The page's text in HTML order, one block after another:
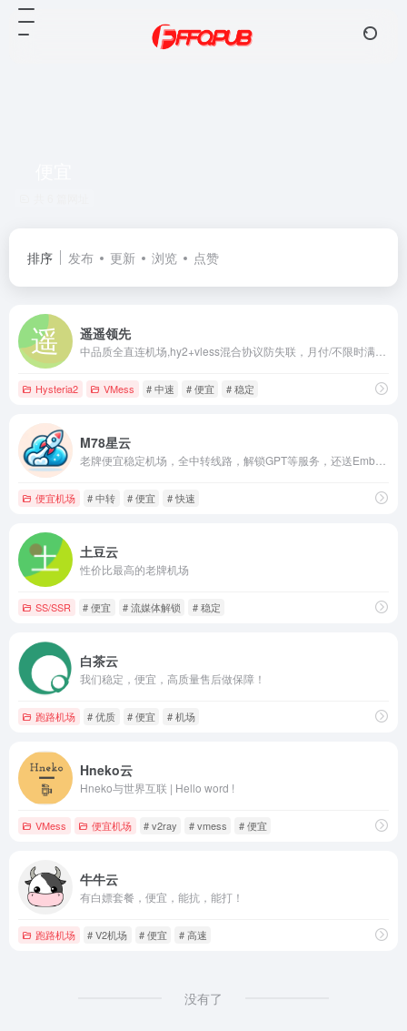
排序 发布 更新 浏览 点赞
遥遥领先
Hysteria2 VMess # 中速 # 便宜 # 稳定
M78星云
便宜机场 # 中转 # 便宜 # 快速
土豆云
性价比最高的老牌机场
SS/SSR # 便宜 # 流媒体解锁 # 稳定
白茶云
我们稳定，便宜，高质量售后做保障！
跑路机场 # 优质 # 便宜 # 机场
Hneko云
Hneko与世界互联 | Hello word !
VMess 便宜机场 # v2ray # vmess # 便宜
牛牛云
有白嫖套餐，便宜，能抗，能打！
跑路机场 # V2机场 # 便宜 # 高速
没有了